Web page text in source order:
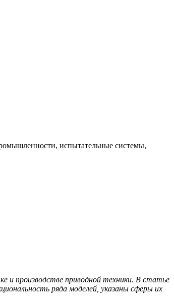
испытательные системы,
и производстве приводной техники. В статье
ряда моделей, указаны сферы их